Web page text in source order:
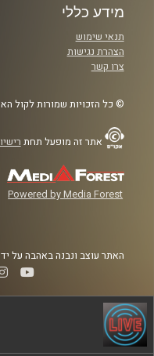
מידע כללי
תנאי שימוש
הצהרת נגישות
צרו קשר
© כל הזכויות שמורות לקול
אתר זה מופעל תחת
Powered by Media Forest
האתר עוצב ונבנה באהבה על